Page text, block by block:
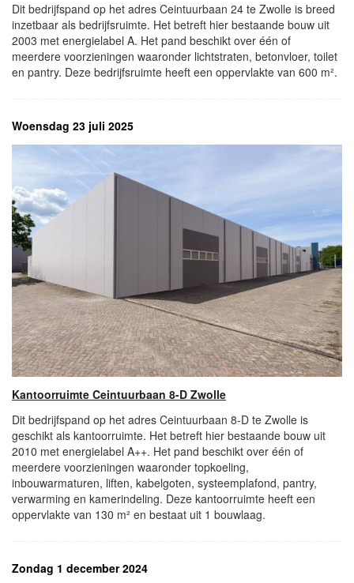
Dit bedrijfspand op het adres Ceintuurbaan 24 te Zwolle is breed
inzetbaar als bedrijfsruimte. Het betreft hier bestaande bouw uit
2003 met energielabel A. Het pand beschikt over één of
meerdere voorzieningen waaronder lichtstraten, betonvloer, toilet
en pantry. Deze bedrijfsruimte heeft een oppervlakte van 600 m².
Woensdag 23 juli 2025
Kantoorruimte Ceintuurbaan 8-D Zwolle
Dit bedrijfspand op het adres Ceintuurbaan 8-D te Zwolle is
geschikt als kantoorruimte. Het betreft hier bestaande bouw uit
2010 met energielabel A++. Het pand beschikt over één of
meerdere voorzieningen waaronder topkoeling,
inbouwarmaturen, liften, kabelgoten, systeemplafond, pantry,
verwarming en kamerindeling. Deze kantoorruimte heeft een
oppervlakte van 130 m² en bestaat uit 1 bouwlaag.
Zondag 1 december 2024